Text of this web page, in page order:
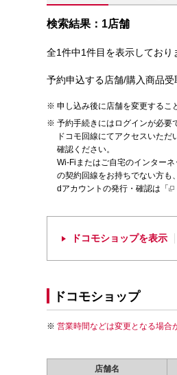
検索結果：1店舗
全1件中1件目を表示しており
予約申込する店舗/購入商品受
申し込み後に店舗を変更するこ
予約手続きにはログインが必要
ドコモ回線にてアクセスいた
確認ください。
Wi-Fiまたはご自宅のインター
の契約回線をお持ちでない方も
dアカウントの発行・確認は「
ドコモショップを表示
ドコモショップ
営業時間などは変更となる場合
店舗名